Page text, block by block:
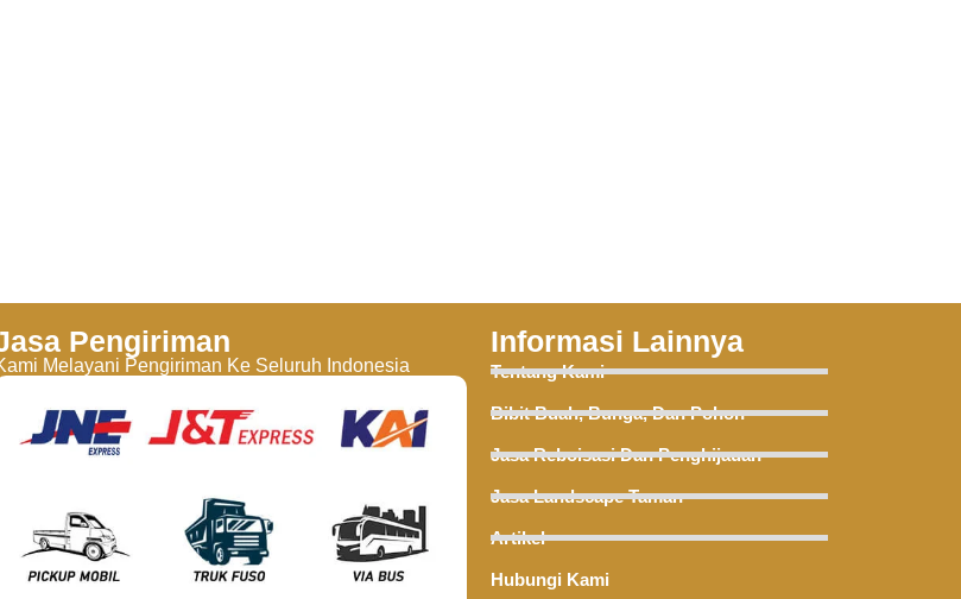
Pengiriman
Melayani Pengiriman Ke Seluruh Indonesia
Informasi Lainnya
Tentang Kami
Bibit Buah, Bunga, Dan Pohon
Jasa Reboisasi Dan Penghijauan
Jasa Landscape Taman
Artikel
Hubungi Kami